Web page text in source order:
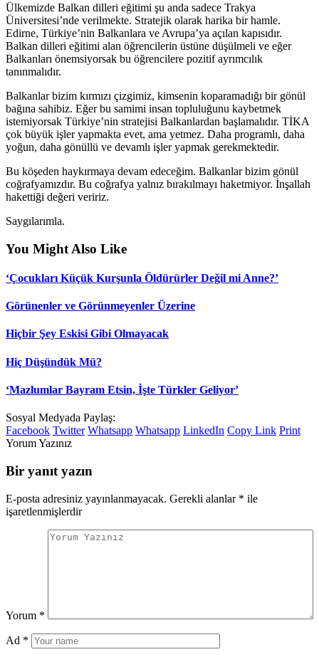
Ülkemizde Balkan dilleri eğitimi şu anda sadece Trakya
Üniversitesi’nde verilmekte. Stratejik olarak harika bir hamle.
Edirne, Türkiye’nin Balkanlara ve Avrupa’ya açılan kapısıdır.
Balkan dilleri eğitimi alan öğrencilerin üstüne düşülmeli ve eğer
Balkanları önemsiyorsak bu öğrencilere pozitif ayrımcılık
tanınmalıdır.
Balkanlar bizim kırmızı çizgimiz, kimsenin koparamadığı bir gönül
bağına sahibiz. Eğer bu samimi insan topluluğunu kaybetmek
istemiyorsak Türkiye’nin stratejisi Balkanlardan başlamalıdır. TİKA
çok büyük işler yapmakta evet, ama yetmez. Daha programlı, daha
yoğun, daha gönüllü ve devamlı işler yapmak gerekmektedir.
Bu köşeden haykırmaya devam edeceğim. Balkanlar bizim gönül
coğrafyamızdır. Bu coğrafya yalnız bırakılmayı haketmiyor. İnşallah
hakettiği değeri veririz.
Saygılarımla.
You Might Also Like
‘Çocukları Küçük Kurşunla Öldürürler Değil mi Anne?’
Görünenler ve Görünmeyenler Üzerine
Hiçbir Şey Eskisi Gibi Olmayacak
Hiç Düşündük Mü?
‘Mazlumlar Bayram Etsin, İşte Türkler Geliyor’
Sosyal Medyada Paylaş:
Facebook Twitter Whatsapp Whatsapp LinkedIn Copy Link Print
Yorum Yazınız
Bir yanıt yazın
E-posta adresiniz yayınlanmayacak. Gerekli alanlar * ile
işaretlenmişlerdir
Yorum *
Ad *